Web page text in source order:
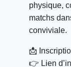
physique,
matchs
conviviale.
📩
👉 Lien